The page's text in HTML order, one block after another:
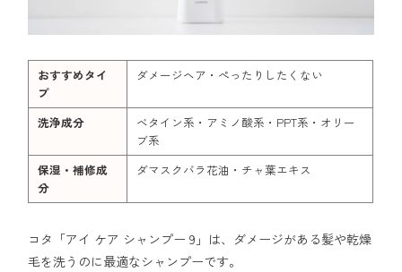
おすすめタイ
プ
ダメージヘア・ぺったりしたくない
洗浄成分
ベタイン系・アミノ酸系・PPT系・オリー
ブ系
保湿・補修成
分
ダマスクバラ花油・チャ葉エキス
コタ「アイ ケア シャンプー 9」は、ダメージがある髪や乾燥
毛を洗うのに最適なシャンプーです。